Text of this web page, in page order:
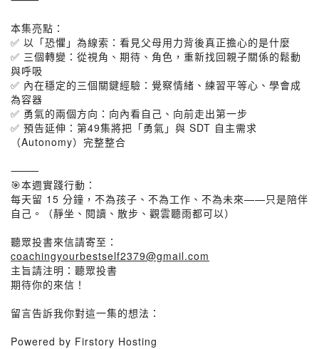
本集亮點：
✅ 以「恐懼」為線索：看見父母用力背後真正擔心的是什麼
✅ 三個轉變：從視角、期待、角色，重新找回親子關係的鬆動
與呼吸
✅ 內在穩定的三個關鍵經驗：覺察情緒、練習平等心、學會成
為容器
✅ 勇氣的兩個方向：向內看自己、向前走出第一步
✅ 預告延伸：第49集將把「勇氣」與 SDT 自主需求
（Autonomy）完整整合
⸻
🎯本週實踐行動：
每天留 15 分鐘，不為孩子、不為工作、不為未來——只是陪伴
自己。（靜坐、閱讀、散步、觀雲聽雨都可以）
聽眾投書來信請寄至：
coachingyourbestself2379@gmail.com
主旨請注明：聽眾投書
期待你的來信！
留言告訴我你對這一集的想法：
Powered by Firstory Hosting